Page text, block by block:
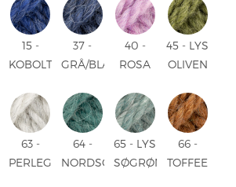
15 -
KOBOLTBLÅ
37 -
GRÅ/BLÅ
40 -
ROSA
MIX
45 - LYS
OLIVEN
63 -
PERLEGRÅ
64 -
NORDSØ
65 - LYS
SØGRØN
66 -
TOFFEE